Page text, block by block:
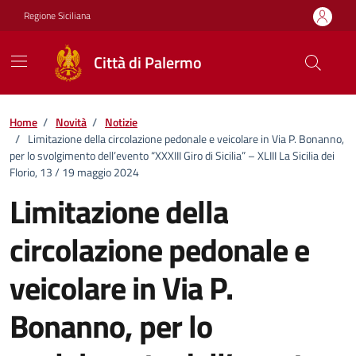
Vai ai contenuti
Vai al footer
Regione Siciliana
Città di Palermo
Home / Novità / Notizie
/ Limitazione della circolazione pedonale e veicolare in Via P. Bonanno,
per lo svolgimento dell’evento “XXXIII Giro di Sicilia” – XLIII La Sicilia dei
Florio, 13 / 19 maggio 2024
Limitazione della
circolazione pedonale e
veicolare in Via P.
Bonanno, per lo